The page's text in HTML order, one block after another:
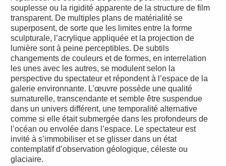
souplesse ou la rigidité apparente de la structure de film
transparent. De multiples plans de matérialité se
superposent, de sorte que les limites entre la forme
sculpturale, l’acrylique appliquée et la projection de
lumière sont à peine perceptibles. De subtils
changements de couleurs et de formes, en interrelation
les unes avec les autres, se modulent selon la
perspective du spectateur et répondent à l’espace de la
galerie environnante. L’œuvre possède une qualité
surnaturelle, transcendante et semble être suspendue
dans un univers différent, une temporalité alternative
comme si elle était submergée dans les profondeurs de
l’océan ou envolée dans l’espace. Le spectateur est
invité à s’immobiliser et se glisser dans un état
contemplatif d’observation géologique, céleste ou
glaciaire.